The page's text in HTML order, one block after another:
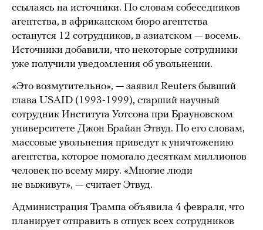
ссылаясь на источники. По словам собеседников
агентства, в африканском бюро агентства
останутся 12 сотрудников, в азиатском — восемь.
Источники добавили, что некоторые сотрудники
уже получили уведомления об увольнении.
«Это возмутительно», — заявил Reuters бывший
глава USAID (1993-1999), старший научный
сотрудник Института Уотсона при Брауновском
университете Джон Брайан Этвуд. По его словам,
массовые увольнения приведут к уничтожению
агентства, которое помогало десяткам миллионов
человек по всему миру. «Многие люди
не выживут», — считает Этвуд.
Администрация Трампа объявила 4 февраля, что
планирует отправить в отпуск всех сотрудников